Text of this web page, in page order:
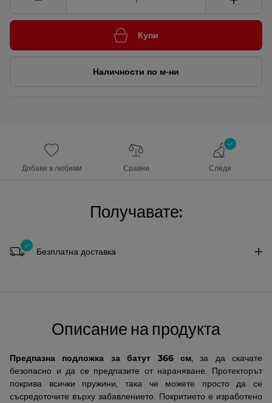
Купи
Наличности по м-ни
Добави в любими Сравни Следи
Получавате:
Безплатна доставка
Описание на продукта
Предпазна подложка за батут 366 см, за да скачате
безопасно и да се предпазите от нараняване. Протекторът
покрива всички пружини, така че можете просто да се
съсредоточите върху забавлението. Покритието е изработено